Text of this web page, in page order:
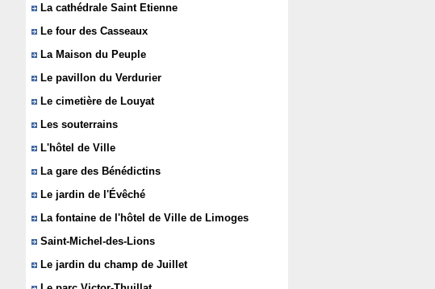
La cathédrale Saint Etienne
Le four des Casseaux
La Maison du Peuple
Le pavillon du Verdurier
Le cimetière de Louyat
Les souterrains
L'hôtel de Ville
La gare des Bénédictins
Le jardin de l'Évêché
La fontaine de l'hôtel de Ville de Limoges
Saint-Michel-des-Lions
Le jardin du champ de Juillet